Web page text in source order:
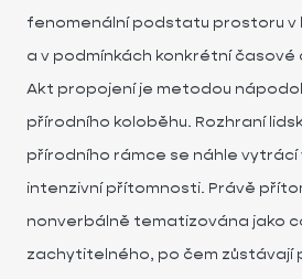
fenomenální podstatu prostoru v
a v podmínkách konkrétní časové
Akt propojení je metodou
přírodního koloběhu. Rozhraní
přírodního rámce se náhle
intenzivní přítomnosti. Právě
nonverbálně tematizována jako
zachytitelného, po čem zůstávají